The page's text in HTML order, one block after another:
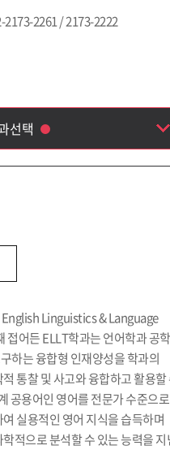
2173-2261 / 2173-2222
선택
학과
Linguistics & Language
어든 ELLT학과는 언어학과 공학
하는 융합형 인재양성을 학과의
통찰 및 사고와 융합하고 활용할
공용어인 영어를 전문가 수준으로
실용적인 영어 지식을 습득하며
적으로 분석할 수 있는 능력을